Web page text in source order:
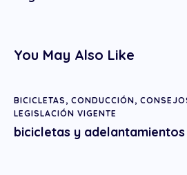
You May Also Like
BICICLETAS, CONDUCCIÓN,
LEGISLACIÓN VIGENTE
bicicletas y adelantamientos